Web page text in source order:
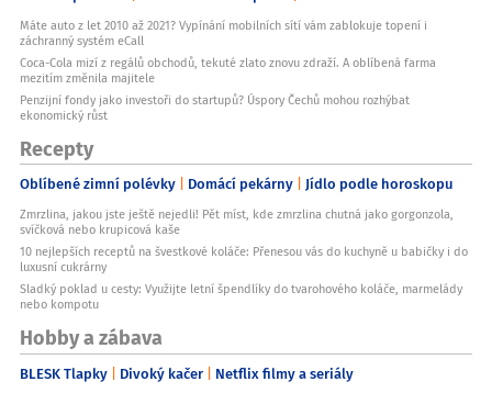
Máte auto z let 2010 až 2021? Vypínání mobilních sítí vám zablokuje topení i
záchranný systém eCall
Coca-Cola mizí z regálů obchodů, tekuté zlato znovu zdraží. A oblíbená farma
mezitím změnila majitele
Penzijní fondy jako investoři do startupů? Úspory Čechů mohou rozhýbat
ekonomický růst
Recepty
Oblíbené zimní polévky Domácí pekárny Jídlo podle horoskopu
Zmrzlina, jakou jste ještě nejedli! Pět míst, kde zmrzlina chutná jako gorgonzola,
svíčková nebo krupicová kaše
10 nejlepších receptů na švestkové koláče: Přenesou vás do kuchyně u babičky i do
luxusní cukrárny
Sladký poklad u cesty: Využijte letní špendlíky do tvarohového koláče, marmelády
nebo kompotu
Hobby a zábava
BLESK Tlapky Divoký kačer Netflix filmy a seriály